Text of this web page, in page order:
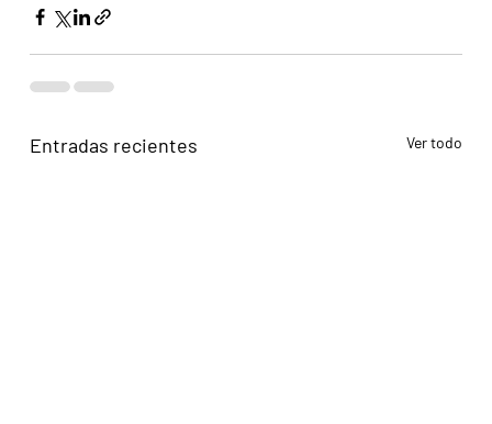
Entradas recientes Ver todo